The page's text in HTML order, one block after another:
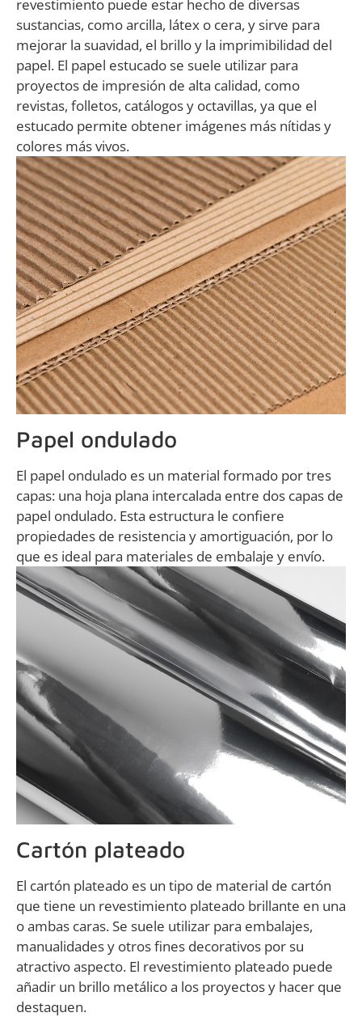
revestimiento puede estar hecho de diversas
sustancias, como arcilla, látex o cera, y sirve para
mejorar la suavidad, el brillo y la imprimibilidad del
papel. El papel estucado se suele utilizar para
proyectos de impresión de alta calidad, como
revistas, folletos, catálogos y octavillas, ya que el
estucado permite obtener imágenes más nítidas y
colores más vivos.
Papel ondulado
El papel ondulado es un material formado por tres
capas: una hoja plana intercalada entre dos capas de
papel ondulado. Esta estructura le confiere
propiedades de resistencia y amortiguación, por lo
que es ideal para materiales de embalaje y envío.
Cartón plateado
El cartón plateado es un tipo de material de cartón
que tiene un revestimiento plateado brillante en una
o ambas caras. Se suele utilizar para embalajes,
manualidades y otros fines decorativos por su
atractivo aspecto. El revestimiento plateado puede
añadir un brillo metálico a los proyectos y hacer que
destaquen.